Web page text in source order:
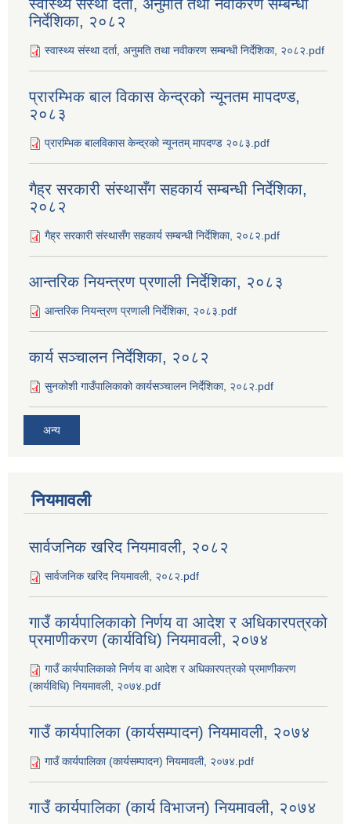
स्वास्थ्य संस्था दर्ता, अनुमति तथा नवीकरण सम्बन्धी
निर्देशिका, २०८२
स्वास्थ्य संस्था दर्ता, अनुमति तथा नवीकरण सम्बन्धी निर्देशिका, २०८२.pdf
प्रारम्भिक बाल विकास केन्द्रको न्यूनतम मापदण्ड,
२०८३
प्रारम्भिक बालविकास केन्द्रको न्यूनतम् मापदण्ड २०८३.pdf
गैह्र सरकारी संस्थासँग सहकार्य सम्बन्धी निर्देशिका,
२०८२
गैह्र सरकारी संस्थासँग सहकार्य सम्बन्धी निर्देशिका, २०८२.pdf
आन्तरिक नियन्त्रण प्रणाली निर्देशिका, २०८३
आन्तरिक नियन्त्रण प्रणाली निर्देशिका, २०८३.pdf
कार्य सञ्‍चालन निर्देशिका, २०८२
सुनकोशी गाउँपालिकाको कार्यसञ्‍चालन निर्देशिका, २०८२.pdf
अन्य
नियमावली
सार्वजनिक खरिद नियमावली, २०८२
सार्वजनिक खरिद नियमावली, २०८२.pdf
गाउँ कार्यपालिकाको निर्णय वा आदेश र अधिकारपत्रको
प्रमाणीकरण (कार्यविधि) नियमावली, २०७४
गाउँ कार्यपालिकाको निर्णय वा आदेश र अधिकारपत्रको प्रमाणीकरण
(कार्यविधि) नियमावली, २०७४.pdf
गाउँ कार्यपालिका (कार्यसम्पादन) नियमावली, २०७४
गाउँ कार्यपालिका (कार्यसम्पादन) नियमावली, २०७४.pdf
गाउँ कार्यपालिका (कार्य विभाजन) नियमावली, २०७४